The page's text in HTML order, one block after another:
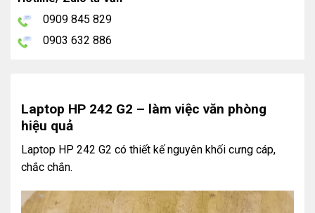
0909 845 829
0903 632 886
Laptop HP 242 G2 – làm việc văn phòng
hiệu quả
Laptop HP 242 G2 có thiết kế nguyên khối cưng cáp,
chắc chắn.